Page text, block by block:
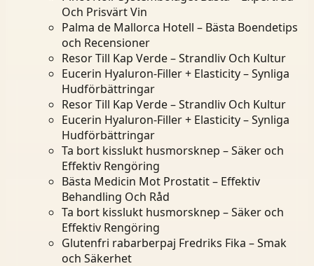
Och Prisvärt Vin
Palma de Mallorca Hotell – Bästa Boendetips
och Recensioner
Resor Till Kap Verde – Strandliv Och Kultur
Eucerin Hyaluron-Filler + Elasticity – Synliga
Hudförbättringar
Resor Till Kap Verde – Strandliv Och Kultur
Eucerin Hyaluron-Filler + Elasticity – Synliga
Hudförbättringar
Ta bort kisslukt husmorsknep – Säker och
Effektiv Rengöring
Bästa Medicin Mot Prostatit – Effektiv
Behandling Och Råd
Ta bort kisslukt husmorsknep – Säker och
Effektiv Rengöring
Glutenfri rabarberpaj Fredriks Fika – Smak
och Säkerhet